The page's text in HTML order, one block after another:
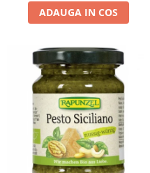
ADAUGA IN COS